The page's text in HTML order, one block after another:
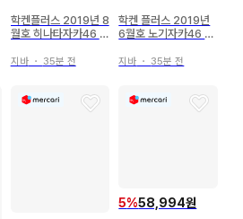
학켄플러스 2019년 8
월호 히나타자카46 B
지바・ 35분 전
학켄 플러스 2019년
6월호 노기자카46 B
지바 ・ 35분 전
5%58,994원